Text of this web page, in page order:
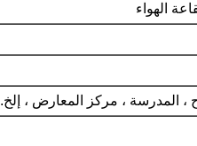
، المدرسة ، مركز المعارض ، إلخ.